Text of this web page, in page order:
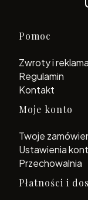
Linki w
Pomoc
Zwroty i
Regulamin
Kontakt
Moje konto
Twoje
Ustawienia
Przechowalnia
Płatności i